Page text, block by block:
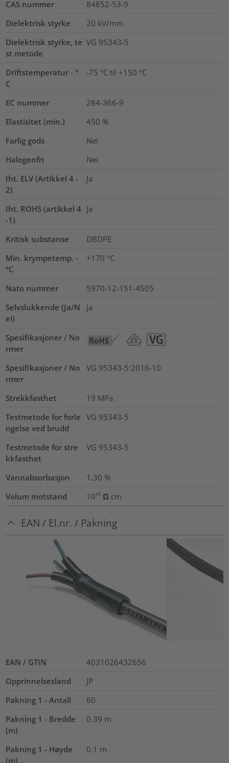
CAS nummer
84852-53-9
Dielektrisk styrke
20 kV/mm
Dielektrisk styrke, te
st metode
VG 95343-5
Driftstemperatur - °
C
-75 °C til +150 °C
EC nummer
284-366-9
Elastisitet (min.)
450 %
Farlig gods
Nei
Halogenfri
Nei
Iht. ELV (Artikkel 4 -
2)
Ja
Iht. ROHS (artikkel 4
-1)
Ja
Kritisk substanse
DBDPE
Min. krympetemp. -
°C
+170 °C
Nato nummer
5970-12-151-4505
Selvslukkende (Ja/N
ei)
Ja
Spesifikasjoner / No
rmer
Spesifikasjoner / No
rmer
VG 95343-5:2016-10
Strekkfasthet 19 MPa
Testmetode for forle
ngelse ved brudd
VG 95343-5
Testmetode for stre
kkfasthet
VG 95343-5
Vannabsorbasjon 1.30 %
Volum motstand
10¹¹ Ω cm
EAN / El.nr. / Pakning
EAN / GTIN
4031026432656
Opprinnelsesland
JP
Pakning 1 - Antall
60
Pakning 1 - Bredde
(m)
0.39 m
Pakning 1 - Høyde
(m)
0.1 m